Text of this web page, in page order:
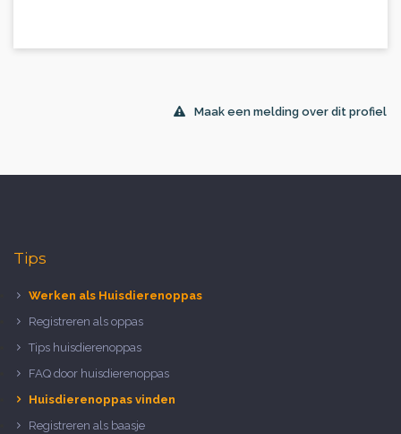
Maak een melding over dit profiel
Tips
Werken als Huisdierenoppas
Registreren als oppas
Tips huisdierenoppas
FAQ door huisdierenoppas
Huisdierenoppas vinden
Registreren als baasje